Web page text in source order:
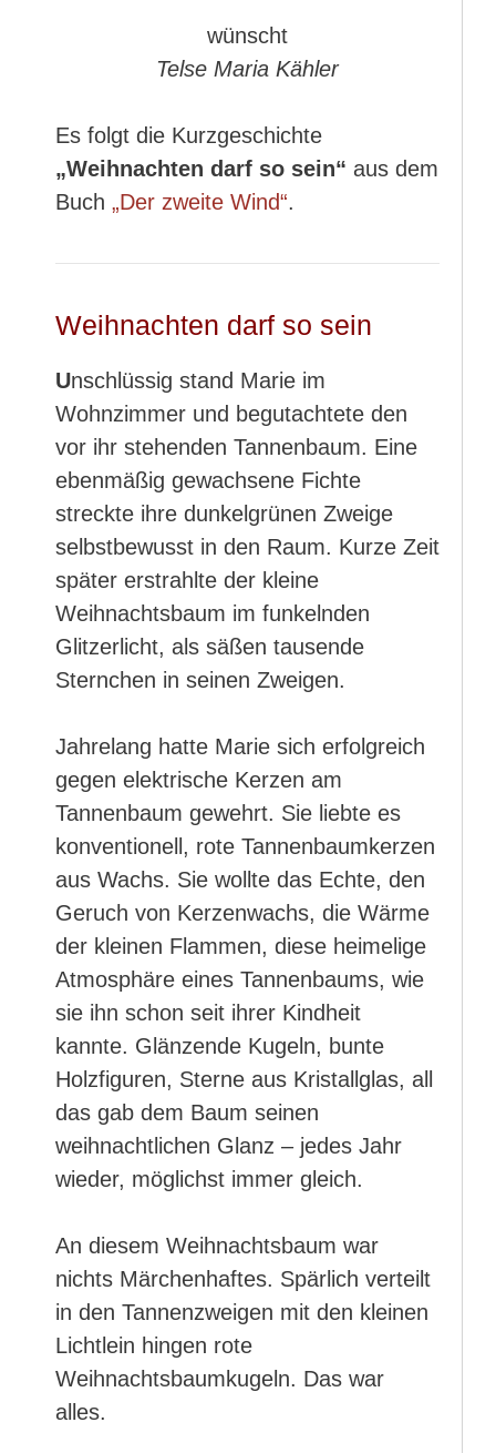
wünscht
Telse Maria Kähler
Es folgt die Kurzgeschichte
„Weihnachten darf so sein“ aus dem
Buch „Der zweite Wind“.
Weihnachten darf so sein
Unschlüssig stand Marie im
Wohnzimmer und begutachtete den
vor ihr stehenden Tannenbaum. Eine
ebenmäßig gewachsene Fichte
streckte ihre dunkelgrünen Zweige
selbstbewusst in den Raum. Kurze Zeit
später erstrahlte der kleine
Weihnachtsbaum im funkelnden
Glitzerlicht, als säßen tausende
Sternchen in seinen Zweigen.
Jahrelang hatte Marie sich erfolgreich
gegen elektrische Kerzen am
Tannenbaum gewehrt. Sie liebte es
konventionell, rote Tannenbaumkerzen
aus Wachs. Sie wollte das Echte, den
Geruch von Kerzenwachs, die Wärme
der kleinen Flammen, diese heimelige
Atmosphäre eines Tannenbaums, wie
sie ihn schon seit ihrer Kindheit
kannte. Glänzende Kugeln, bunte
Holzfiguren, Sterne aus Kristallglas, all
das gab dem Baum seinen
weihnachtlichen Glanz – jedes Jahr
wieder, möglichst immer gleich.
An diesem Weihnachtsbaum war
nichts Märchenhaftes. Spärlich verteilt
in den Tannenzweigen mit den kleinen
Lichtlein hingen rote
Weihnachtsbaumkugeln. Das war
alles.